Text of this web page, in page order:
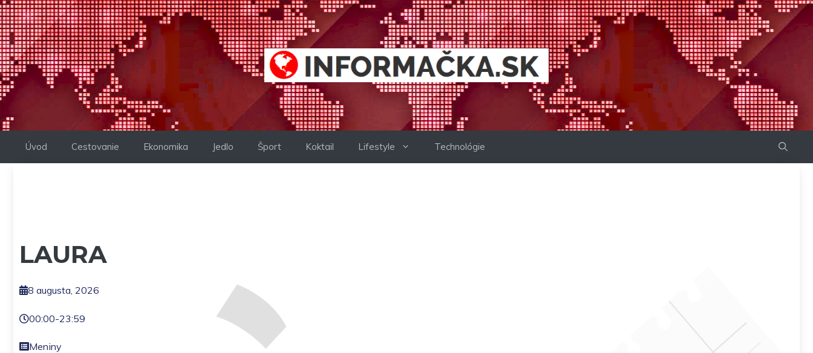
Preskočiť
na
obsah
Úvod Cestovanie Ekonomika Jedlo Šport Koktail Lifestyle Technológie
LAURA
8 augusta, 2026
00:00-23:59
Meniny